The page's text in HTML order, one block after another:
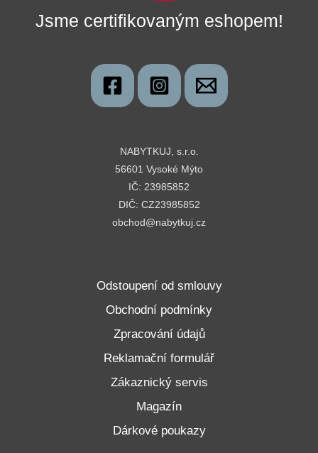
Jsme certifikovaným eshopem!
NABYTKUJ, s.r.o.
56601 Vysoké Mýto
IČ: 23985852
DIČ: CZ23985852
obchod@nabytkuj.cz
Odstoupení od smlouvy
Obchodní podmínky
Zpracování údajů
Reklamační formulář
Zákaznický servis
Magazín
Dárkové poukazy